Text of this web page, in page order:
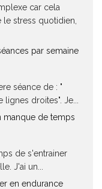
car cela
stress quotidien,
par semaine
séance de : "
droites". Je...
manque de temps
de s'entrainer
J'ai un...
en endurance